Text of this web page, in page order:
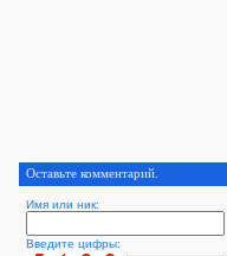
Оставьте комментарий.
Имя или ник:
Введите цифры: